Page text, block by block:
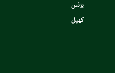
بزنس
کھیل